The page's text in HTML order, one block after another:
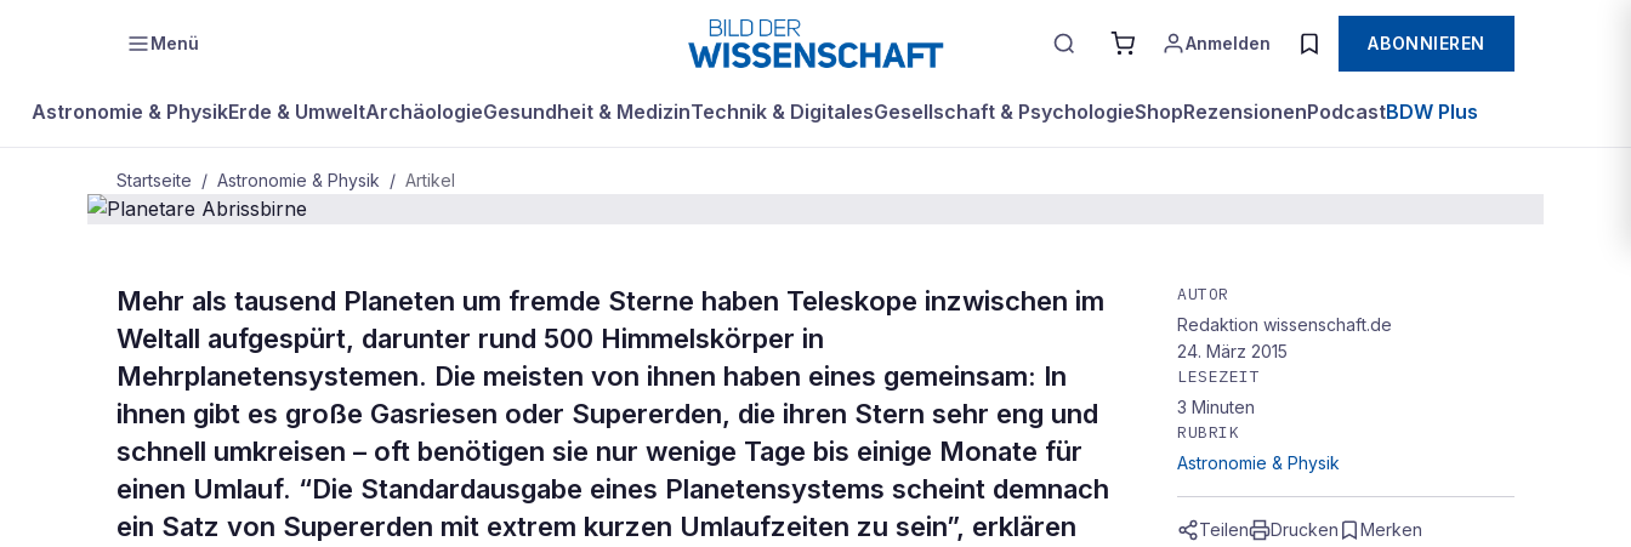
Menü Anmelden ABONNIEREN
Astronomie & PhysikErde & UmweltArchäologieGesundheit & MedizinTechnik & DigitalesGesellschaft & PsychologieShopRezensionenPodcastBDW Plus
Startseite / Astronomie & Physik / Artikel
ASTRONOMIE & PHYSIK
Planetare
Abrissbirne
Mehr als tausend Planeten um fremde Sterne haben Teleskope inzwischen im
Weltall aufgespürt, darunter rund 500 Himmelskörper in
Mehrplanetensystemen. Die meisten von ihnen haben eines gemeinsam: In
ihnen gibt es große Gasriesen oder Supererden, die ihren Stern sehr eng und
schnell umkreisen – oft benötigen sie nur wenige Tage bis einige Monate für
einen Umlauf. “Die Standardausgabe eines Planetensystems scheint demnach
ein Satz von Supererden mit extrem kurzen Umlaufzeiten zu sein”, erklären
AUTOR
Redaktion wissenschaft.de
24. März 2015
LESEZEIT
3 Minuten
RUBRIK
Astronomie & Physik
Teilen Drucken Merken